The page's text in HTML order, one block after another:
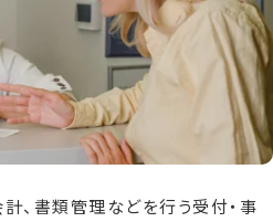
、書類管理などを行う受付・事